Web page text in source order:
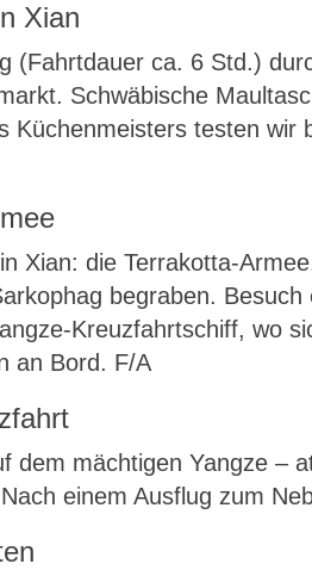
Xian
(Fahrtdauer ca. 6 Std.)
Schwäbische
Küchenmeisters testen
Xian: die Terrakotta-
begraben.
Kreuzfahrtschiff, wo
an Bord. F/A
dem mächtigen Yangze –
einem Ausflug zum